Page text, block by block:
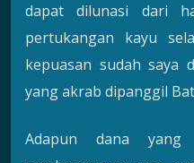
dapat dilunasi dari
pertukangan kayu
kepuasan sudah saya
yang akrab dipanggil
Adapun dana